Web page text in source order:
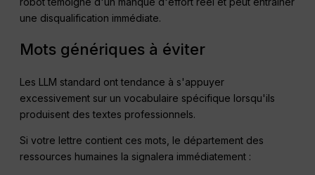
une disqualification immédiate.
Mots génériques à éviter
Les LLM standard ont tendance à s'appuyer
excessivement sur un vocabulaire spécifique lorsqu'ils
produisent des textes professionnels.
Si votre lettre contient ces mots, le département des
ressources humaines la signalera immédiatement :